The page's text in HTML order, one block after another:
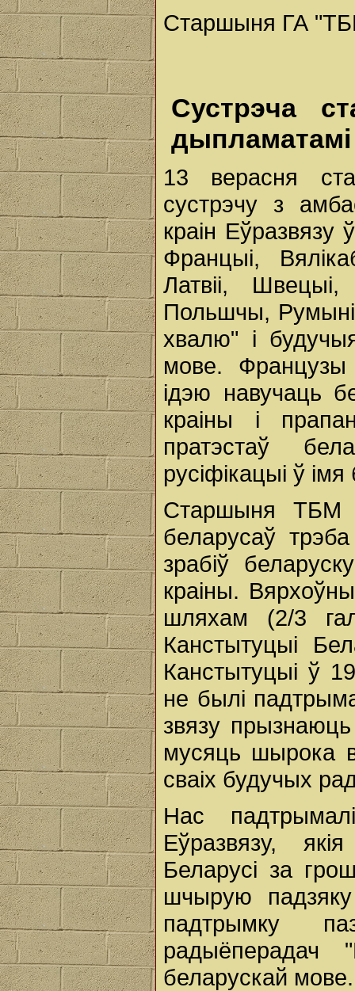
Старшыня ГА
Сустрэча
дыпламатамі
13 верасня
сустрэчу з
краін Еўразвязу
Францыі,
Латвіі,
Польшчы,
хвалю" і
мове.
ідэю навучаць
краіны і
пратэстаў
русіфікацыі ў
Старшыня ТБМ
беларусаў
зрабіў
краіны.
шляхам (2/3
Канстытуцыі
Канстытуцыі ў
не былі
звязу
мусяць шырока
сваіх будучых
Нас
Еўразвязу,
Беларусі за
шчырую
падтрымку
радыёперадач
беларускай мове.